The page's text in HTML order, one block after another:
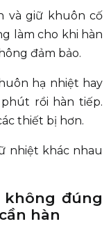
và giữ khuôn cố
làm cho khi hàn
đảm bảo.
hạ nhiệt hay
phút rồi hàn tiếp.
thiết bị hơn.
nhiệt khác nhau
đúng
hàn